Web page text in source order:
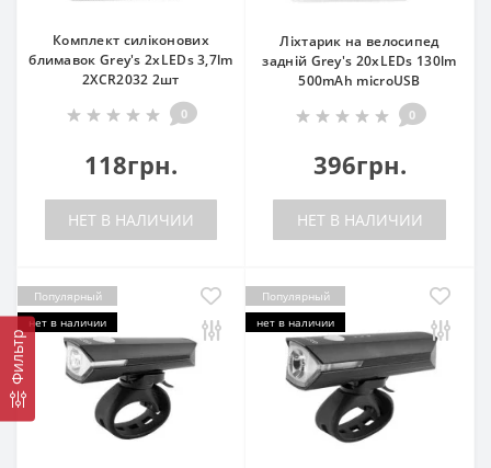
Фильтр
Комплект силіконових
блимавок Grey's 2хLEDs 3,7lm
2XCR2032 2шт
0
118грн.
НЕТ В НАЛИЧИИ
Ліхтарик на велосипед
задній Grey's 20xLEDs 130lm
500mAh microUSB
0
396грн.
НЕТ В НАЛИЧИИ
Популярный
нет в наличии
Популярный
нет в наличии